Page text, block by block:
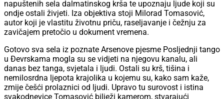
napuštenih sela dalmatinskog krša te upoznaju ljude koji su
ondje ostali živjeti. Iza objektiva stoji Milorad Tomasović,
autor koji je vlastitu životnu priču, raseljavanje i čežnju za
zavičajem pretočio u dokument vremena.
Gotovo sva sela iz poznate Arsenove pjesme Posljednji tango
u Đevrskama mogla su se vidjeti na njegovu kanalu, ali
danas bez tanga, svjetala i ljudi. Ostali su krš, tišina i
nemilosrdna ljepota krajolika u kojemu su, kako sam kaže,
zmije češći prolaznici od ljudi. Upravo tu surovost i istina
svakodnevice Tomasović bilježi kamerom, stvarajući